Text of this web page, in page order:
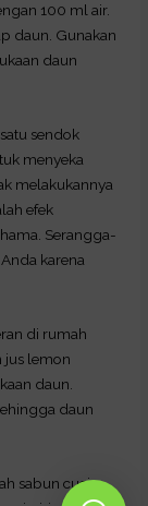
100 ml air.
daun. Gunakan
daun
sendok
menyeka
melakukannya
efek
Serangga-
karena
di rumah
jus lemon
daun.
daun
sabun cuci